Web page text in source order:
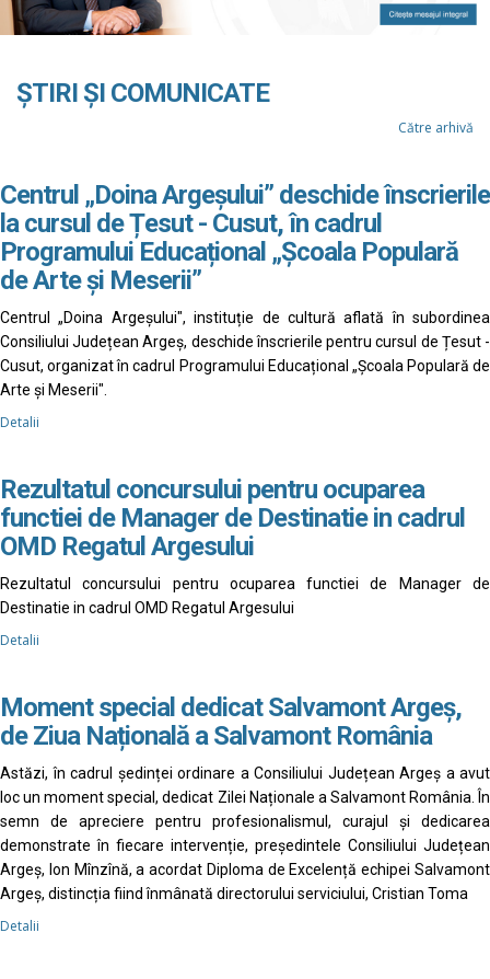
ȘTIRI ȘI COMUNICATE
Către arhivă
Centrul „Doina Argeșului” deschide înscrierile
la cursul de Țesut - Cusut, în cadrul
Programului Educațional „Școala Populară
de Arte și Meserii”
Centrul „Doina Argeșului", instituție de cultură aflată în subordinea
Consiliului Județean Argeș, deschide înscrierile pentru cursul de Țesut -
Cusut, organizat în cadrul Programului Educațional „Școala Populară de
Arte și Meserii".
Detalii
Rezultatul concursului pentru ocuparea
functiei de Manager de Destinatie in cadrul
OMD Regatul Argesului
Rezultatul concursului pentru ocuparea functiei de Manager de
Destinatie in cadrul OMD Regatul Argesului
Detalii
Moment special dedicat Salvamont Argeș,
de Ziua Națională a Salvamont România
Astăzi, în cadrul ședinței ordinare a Consiliului Județean Argeș a avut
loc un moment special, dedicat Zilei Naționale a Salvamont România. În
semn de apreciere pentru profesionalismul, curajul și dedicarea
demonstrate în fiecare intervenție, președintele Consiliului Județean
Argeș, Ion Mînzînă, a acordat Diploma de Excelență echipei Salvamont
Argeș, distincția fiind înmânată directorului serviciului, Cristian Toma
Detalii